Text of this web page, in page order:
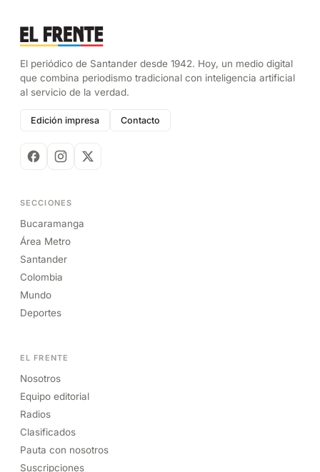
El periódico de Santander desde 1942. Hoy, un medio digital
que combina periodismo tradicional con inteligencia artificial
al servicio de la verdad.
Edición impresa Contacto
SECCIONES
Bucaramanga
Área Metro
Santander
Colombia
Mundo
Deportes
EL FRENTE
Nosotros
Equipo editorial
Radios
Clasificados
Pauta con nosotros
Suscripciones